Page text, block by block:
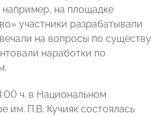
на площадке
участники разрабатывали
на вопросы по существу
наработки по
ч. в Национальном
им. П.В. Кучияк состоялась